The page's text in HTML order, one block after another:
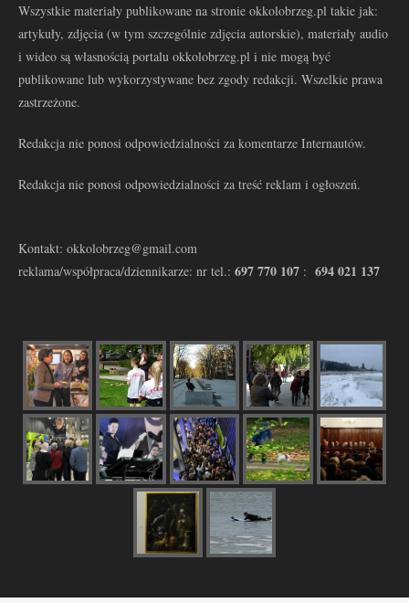
Wszystkie materiały publikowane na stronie okkolobrzeg.pl takie jak:
artykuły, zdjęcia (w tym szczególnie zdjęcia autorskie), materiały audio
i wideo są własnością portalu okkolobrzeg.pl i nie mogą być
publikowane lub wykorzystywane bez zgody redakcji. Wszelkie prawa
zastrzeżone.
Redakcja nie ponosi odpowiedzialności za komentarze Internautów.
Redakcja nie ponosi odpowiedzialności za treść reklam i ogłoszeń.
Kontakt: okkolobrzeg@gmail.com
reklama/współpraca/dziennikarze: nr tel.: 697 770 107 : 694 021 137